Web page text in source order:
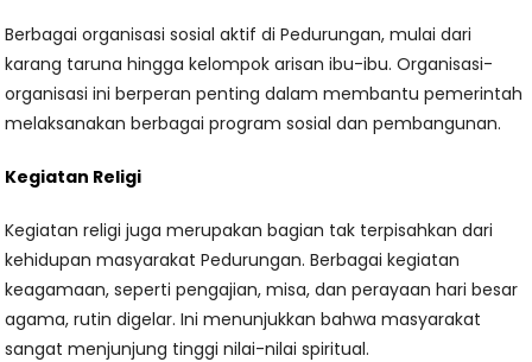
Berbagai organisasi sosial aktif di Pedurungan, mulai dari
karang taruna hingga kelompok arisan ibu-ibu. Organisasi-
organisasi ini berperan penting dalam membantu pemerintah
melaksanakan berbagai program sosial dan pembangunan.
Kegiatan Religi
Kegiatan religi juga merupakan bagian tak terpisahkan dari
kehidupan masyarakat Pedurungan. Berbagai kegiatan
keagamaan, seperti pengajian, misa, dan perayaan hari besar
agama, rutin digelar. Ini menunjukkan bahwa masyarakat
sangat menjunjung tinggi nilai-nilai spiritual.